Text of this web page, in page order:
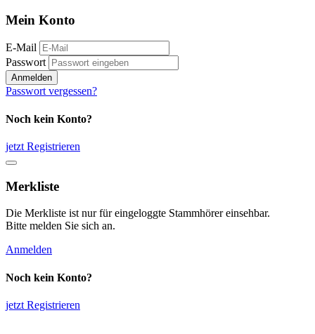
Mein Konto
E-Mail
Passwort
Anmelden
Passwort vergessen?
Noch kein Konto?
jetzt Registrieren
Merkliste
Die Merkliste ist nur für eingeloggte Stammhörer einsehbar.
Bitte melden Sie sich an.
Anmelden
Noch kein Konto?
jetzt Registrieren